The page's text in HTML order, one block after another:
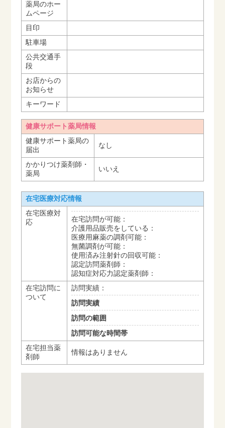
薬局のホー
ムページ
目印
駐車場
公共交通手
段
お店からの
お知らせ
キーワード
健康サポート薬局情報
健康サポート薬局の
届出
なし
かかりつけ薬剤師・
薬局
いいえ
在宅医療対応情報
在宅医療対
応
在宅訪問が可能：
介護用品販売をしている：
医療用麻薬の調剤可能：
無菌調剤が可能：
使用済み注射針の回収可能：
認定訪問薬剤師：
認知症対応力認定薬剤師：
在宅訪問に
ついて
訪問実績：
訪問実績
訪問の範囲
訪問可能な時間帯
在宅担当薬
剤師
情報はありません